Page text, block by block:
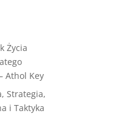
Życia
Athol Key
Strategia,
i Taktyka